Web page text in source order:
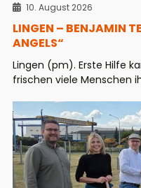
10. August 2026
LINGEN – BENJAMIN
ANGELS“
Lingen (pm). Erste Hilfe
frischen viele Menschen